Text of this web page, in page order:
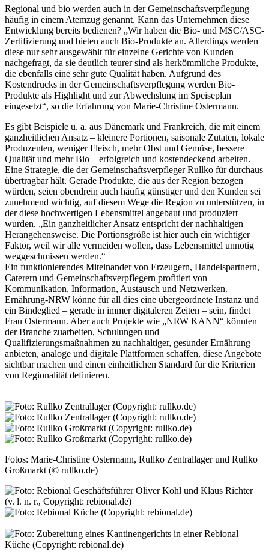
Regional und bio werden auch in der Gemeinschaftsverpflegung
häufig in einem Atemzug genannt. Kann das Unternehmen diese
Entwicklung bereits bedienen? „Wir haben die Bio- und MSC/ASC-
Zertifizierung und bieten auch Bio-Produkte an. Allerdings werden
diese nur sehr ausgewählt für einzelne Gerichte von Kunden
nachgefragt, da sie deutlich teurer sind als herkömmliche Produkte,
die ebenfalls eine sehr gute Qualität haben. Aufgrund des
Kostendrucks in der Gemeinschaftsverpflegung werden Bio-
Produkte als Highlight und zur Abwechslung im Speiseplan
eingesetzt“, so die Erfahrung von Marie-Christine Ostermann.
Es gibt Beispiele u. a. aus Dänemark und Frankreich, die mit einem
ganzheitlichen Ansatz – kleinere Portionen, saisonale Zutaten, lokale
Produzenten, weniger Fleisch, mehr Obst und Gemüse, bessere
Qualität und mehr Bio – erfolgreich und kostendeckend arbeiten.
Eine Strategie, die der Gemeinschaftsverpfleger Rullko für durchaus
übertragbar hält. Gerade Produkte, die aus der Region bezogen
würden, seien obendrein auch häufig günstiger und den Kunden sei
zunehmend wichtig, auf diesem Wege die Region zu unterstützen, in
der diese hochwertigen Lebensmittel angebaut und produziert
wurden. „Ein ganzheitlicher Ansatz entspricht der nachhaltigen
Herangehensweise. Die Portionsgröße ist hier auch ein wichtiger
Faktor, weil wir alle vermeiden wollen, dass Lebensmittel unnötig
weggeschmissen werden.“
Ein funktionierendes Miteinander von Erzeugern, Handelspartnern,
Caterern und Gemeinschaftsverpflegern profitiert von
Kommunikation, Information, Austausch und Netzwerken.
Ernährung-NRW könne für all dies eine übergeordnete Instanz und
ein Bindeglied – gerade in immer digitaleren Zeiten – sein, findet
Frau Ostermann. Aber auch Projekte wie „NRW KANN“ könnten
der Branche zuarbeiten, Schulungen und
Qualifizierungsmaßnahmen zu nachhaltiger, gesunder Ernährung
anbieten, analoge und digitale Plattformen schaffen, diese Angebote
sichtbar machen und einen einheitlichen Standard für die Kriterien
von Regionalität definieren.
Fotos: Marie-Christine Ostermann, Rullko Zentrallager und Rullko
Großmarkt (© rullko.de)